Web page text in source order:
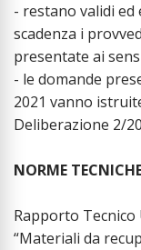
- restano validi
scadenza i
presentate ai
- le domande
2021 vanno
Deliberazione 2/
NORME
Rapporto Tecnico
“Materiali da